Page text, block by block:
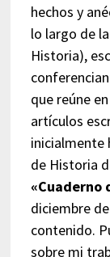
hechos y
lo largo de
Historia),
que reúne
artículos
inicialmente
de Historia
«Cuaderno
diciembre
contenido.
sobre mi